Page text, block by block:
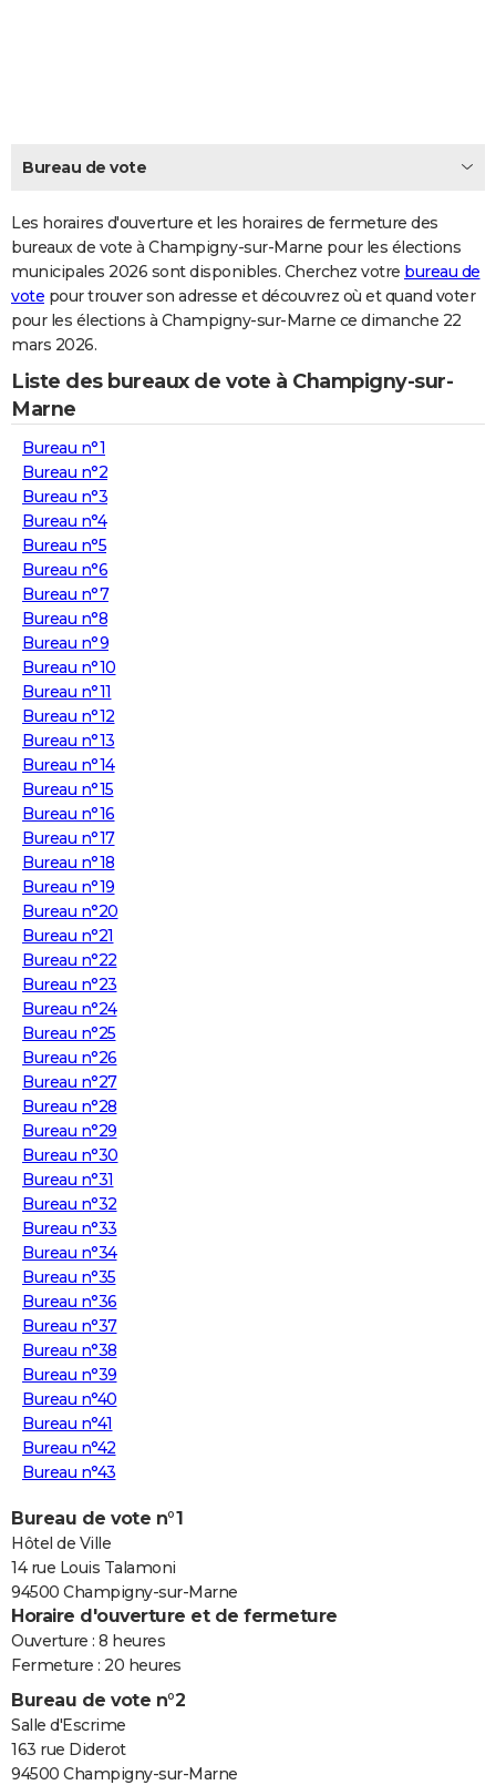
CARTE DE VOEUX
Dictionnaire
Biographies
Citations
Expressions
Proverbes
PROGRAMME TV
COPAINS D'AVANT
S'inscrire
Se connecter
Lycées
Collèges
Primaires
Universités
Entreprises
Service militaire
Avis de recherche
AVIS DE DÉCÈS
FORUM
Bricolage
Lifestyle
Culture
Sport
Auto
Television
Voyage
Cinema
Bureau de vote
Les horaires d'ouverture et les horaires de fermeture des
bureaux de vote à Champigny-sur-Marne pour les élections
municipales 2026 sont disponibles. Cherchez votre bureau de
vote pour trouver son adresse et découvrez où et quand voter
pour les élections à Champigny-sur-Marne ce dimanche 22
mars 2026.
Liste des bureaux de vote à Champigny-sur-
Marne
Bureau n°1
Bureau n°2
Bureau n°3
Bureau n°4
Bureau n°5
Bureau n°6
Bureau n°7
Bureau n°8
Bureau n°9
Bureau n°10
Bureau n°11
Bureau n°12
Bureau n°13
Bureau n°14
Bureau n°15
Bureau n°16
Bureau n°17
Bureau n°18
Bureau n°19
Bureau n°20
Bureau n°21
Bureau n°22
Bureau n°23
Bureau n°24
Bureau n°25
Bureau n°26
Bureau n°27
Bureau n°28
Bureau n°29
Bureau n°30
Bureau n°31
Bureau n°32
Bureau n°33
Bureau n°34
Bureau n°35
Bureau n°36
Bureau n°37
Bureau n°38
Bureau n°39
Bureau n°40
Bureau n°41
Bureau n°42
Bureau n°43
Bureau de vote n°1
Hôtel de Ville
14 rue Louis Talamoni
94500 Champigny-sur-Marne
Horaire d'ouverture et de fermeture
Ouverture : 8 heures
Fermeture : 20 heures
Bureau de vote n°2
Salle d'Escrime
163 rue Diderot
94500 Champigny-sur-Marne